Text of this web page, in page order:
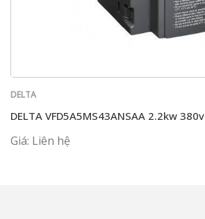
DELTA
DELTA VFD5A5MS43ANSAA 2.2kw 380v
Giá: Liên hệ